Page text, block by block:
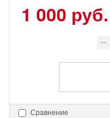
1 000 руб.
Сравнение